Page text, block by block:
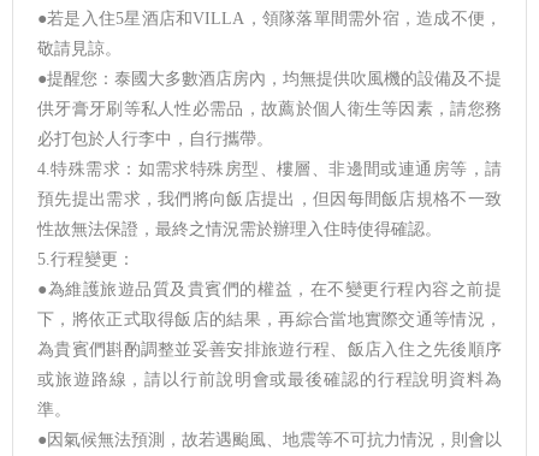
●若是入住5星酒店和VILLA，領隊落單間需外宿，造成不便，
敬請見諒。
●提醒您：泰國大多數酒店房內，均無提供吹風機的設備及不提
供牙膏牙刷等私人性必需品，故薦於個人衛生等因素，請您務
必打包於人行李中，自行攜帶。
4.特殊需求：如需求特殊房型、樓層、非邊間或連通房等，請
預先提出需求，我們將向飯店提出，但因每間飯店規格不一致
性故無法保證，最終之情況需於辦理入住時使得確認。
5.行程變更：
●為維護旅遊品質及貴賓們的權益，在不變更行程內容之前提
下，將依正式取得飯店的結果，再綜合當地實際交通等情況，
為貴賓們斟酌調整並妥善安排旅遊行程、飯店入住之先後順序
或旅遊路線，請以行前說明會或最後確認的行程說明資料為
準。
●因氣候無法預測，故若遇颱風、地震等不可抗力情況，則會以